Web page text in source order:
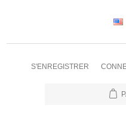
S'ENREGISTRER